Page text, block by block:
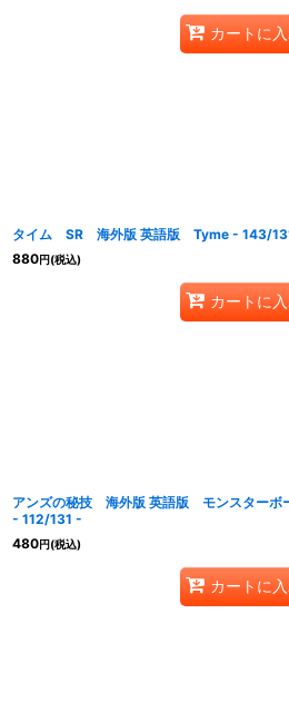
カートに
タイム SR 海外版 英語版 Tyme - 143/
880円(税込)
カートに
アンズの秘技 海外版 英語版 モンスター
- 112/131 -
480円(税込)
カートに